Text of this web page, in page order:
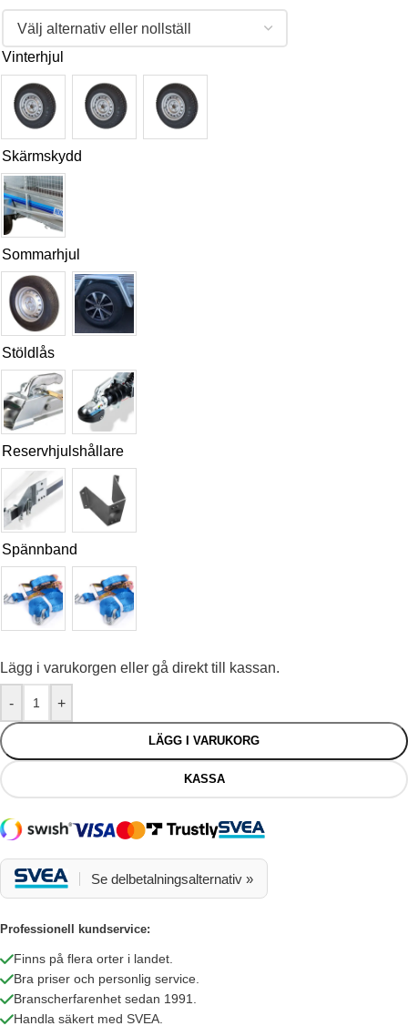
Vinterhjul
Skärmskydd
Sommarhjul
Stöldlås
Reservhjulshållare
Spännband
Lägg i varukorgen eller gå direkt till kassan.
- +
LÄGG I VARUKORG
KASSA
Se delbetalningsalternativ »
Professionell kundservice:
Finns på flera orter i landet.
Bra priser och personlig service.
Branscherfarenhet sedan 1991.
Handla säkert med SVEA.
ANTAL HJULAXLAR 1
INV FLAKMÅTT
LÄMHÖJD 30 cm
INV BINDÖGLOR
STÖDHJUL
TIPPBART FLAK
ELKONTAKT
TYP AV AXEL
ANTAL HJULAXLAR
INV FLAKMÅTT
MAXLAST
LÄMHÖJD
INV BINDÖGLOR
Standard
ELKONTAKT
TYP AV AXEL Utan broms 80km/h
ANTAL HJULAXLAR
INV FLAKMÅTT
LÄMHÖJD 35 cm